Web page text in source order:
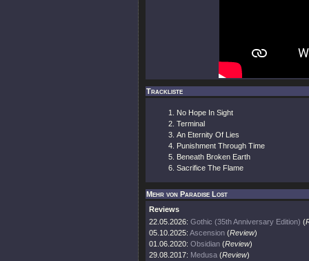
Trackliste
No Hope In Sight
Terminal
An Eternity Of Lies
Punishment Through Time
Beneath Broken Earth
Sacrifice The Flame
Mehr von Paradise Lost
Reviews
22.05.2026: Gothic (35th Anniversary Edition) (
05.10.2025: Ascension (Review)
01.06.2020: Obsidian (Review)
29.08.2017: Medusa (Review)